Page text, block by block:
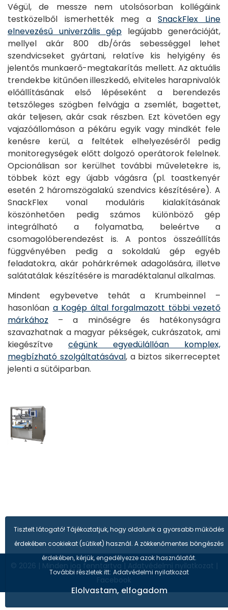
Tisztelt látogató! Tájékoztatjuk, hogy oldalunk a gyorsabb működés
érdekében cookiekat (sütiket) használ. A zökkenőmentes böngészés
érdekében, kérjük, engedélyezze azok használatát.
További részletek itt: Adatvédelmi nyilatkozat
Elolvastam, elfogadom
Végül, de messze nem utolsósorban kollégáink
testközelből ismerhették meg aSnackFlex Line
elnevezésű univerzális gép legújabb generációját,
mellyel akár 800 db/órás sebességgel lehet
szendvicseket gyártani, relatíve kis helyigény és
jelentős munkaerő-megtakarítás mellett. Az aktuális
trendekbe kitűnően illeszkedő, elviteles harapnivalók
előállításának első lépéseként a berendezés
tetszőleges szögben felvágja a zsemlét, bagettet,
akár teljesen, akár csak részben. Ezt követően egy
vajazóállomáson a pékáru egyik vagy mindkét fele
kenésre kerül, a feltétek elhelyezéséről pedig
monitoregységek előtt dolgozó operátorok felelnek.
Opcionálisan sor kerülhet további műveletekre is,
többek közt egy újabb vágásra (pl. toastkenyér
esetén 2 háromszögalakú szendvics készítésére). A
SnackFlex vonal moduláris kialakításának
köszönhetően pedig számos különböző gép
integrálható a folyamatba, beleértve a
csomagolóberendezést is. A pontos összeállítás
függvényében pedig a sokoldalú gép egyéb
feladatokra, akár pohárkrémek adagolására, illetve
salátatálak készítésére is maradéktalanul alkalmas.
Mindent egybevetve tehát a Krumbeinnel –
hasonlóan a Kogép által forgalmazott többi vezető
márkához – a minőségre és hatékonyságra
szavazhatnak a magyar pékségek, cukrászatok, ami
kiegészítve cégünk egyedülállóan komplex,
megbízható szolgáltatásával, a biztos sikerreceptet
jelenti a sütőiparban.
© 2026 | Minden jog fenntartva | Adatvédelmi nyilatkozat |
Facebook